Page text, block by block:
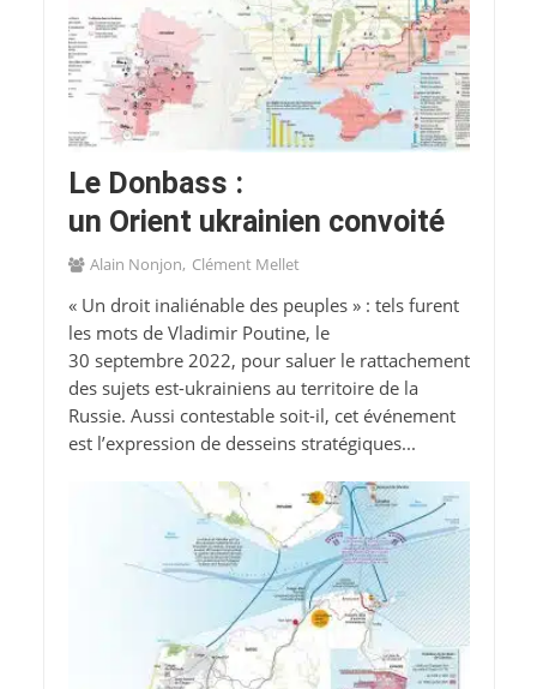
Le Donbass :
un Orient ukrainien convoité
Alain Nonjon Clément Mellet
« Un droit inaliénable des peuples » : tels furent
les mots de Vladimir Poutine, le
30 septembre 2022, pour saluer le rattachement
des sujets est-ukrainiens au territoire de la
Russie. Aussi contestable soit-il, cet événement
est l’expression de desseins stratégiques...